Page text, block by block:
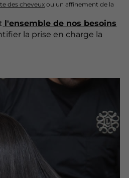
des cheveux ou un affinement de la
l'ensemble de nos besoins
la prise en charge la